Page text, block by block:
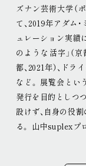
ズナン芸術大学（
て、2019年アダム
ュレーション実績
のような活字」（京
都、2021年）、ドラ
など。 展覧会とい
発行を目的としつ
設けず、自身の役
る。 山中suplexプ